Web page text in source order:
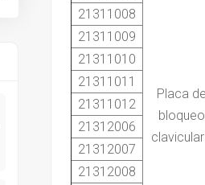
Placa de
bloqueo
clavicular
21311008
21311009
21311010
21311011
21311012
21312006
21312007
21312008